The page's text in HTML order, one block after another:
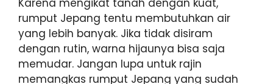
Karena mengikat tanah dengan kuat,
rumput Jepang tentu membutuhkan air
yang lebih banyak. Jika tidak disiram
dengan rutin, warna hijaunya bisa saja
memudar. Jangan lupa untuk rajin
memangkas rumput Jepang yang sudah